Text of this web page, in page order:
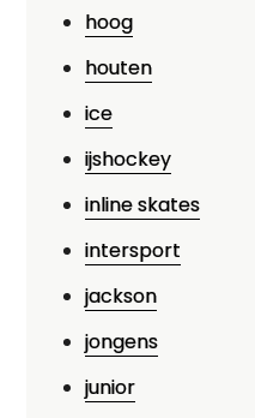
hoog
houten
ice
ijshockey
inline skates
intersport
jackson
jongens
junior